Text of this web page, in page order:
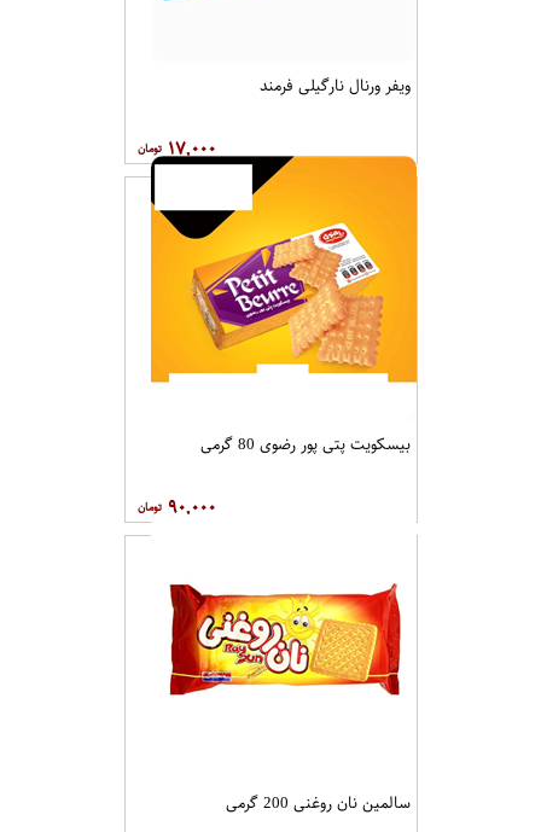
ویفر ورنال نارگیلی فرمند
۱۷,۰۰۰
بیسکویت پتی پور رضوی 80 گرمی
۹۰,۰۰۰
سالمین نان روغنی 200 گرمی